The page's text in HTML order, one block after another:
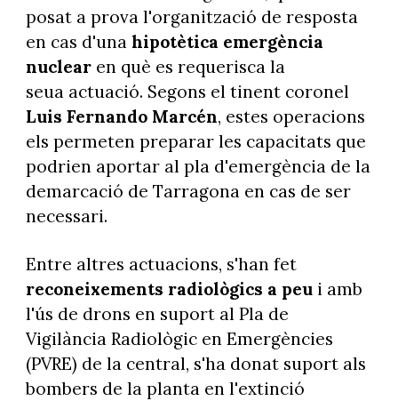
posat a prova l'organització de resposta
en cas d'una hipotètica emergència
nuclearen què es requerisca la
seua actuació. Segons el tinent coronel
Luis Fernando Marcén, estes operacions
els permeten preparar les capacitats que
podrien aportar al pla d'emergència de la
demarcació de Tarragona en cas de ser
necessari.
Entre altres actuacions, s'han fet
reconeixements radiològics a peui amb
l'ús de drons en suport al Pla de
Vigilància Radiològic en Emergències
(PVRE) de la central, s'ha donat suport als
bombers de la planta en l'extinció